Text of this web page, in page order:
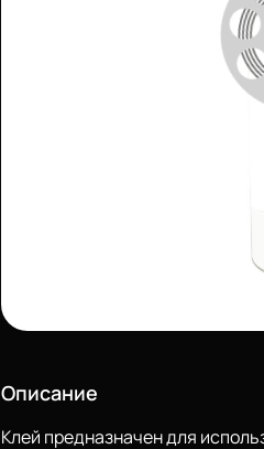
Описание
Клей предназначен для